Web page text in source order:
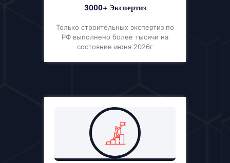
3000+ Экспертиз
Только строительных экспертиз по
РФ выполнено более тысячи на
состояние июня 2026г